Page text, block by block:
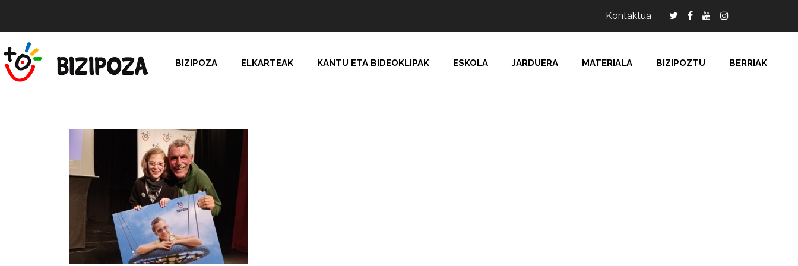
Kontaktua
BIZIPOZA ELKARTEAK KANTU ETA BIDEOKLIPAK ESKOLA JARDUERA MATERIALA BIZIPOZTU BERRIAK